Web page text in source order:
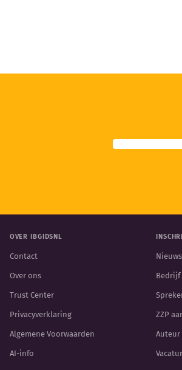
OVER IBGIDSNL
Contact
Over ons
Trust Center
Privacyverklaring
Algemene Voorwaarden
AI-info
Bedrijf
ZZP
Auteur